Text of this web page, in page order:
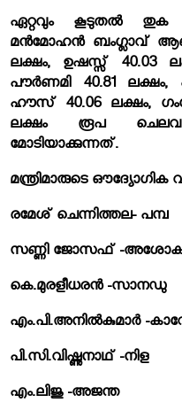
ഏറ്റവും കൂടുതല്‍ തുക
മന്‍മോഹന്‍ ബംഗ്ലാവ് ആണ്
ലക്ഷം, ഉഷസ്സ് 40.03
പൗര്‍ണമി 40.81 ലക്ഷം,
ഹൗസ് 40.06 ലക്ഷം,
ലക്ഷം രൂപ
മോടിയാക്കുന്നത്.
മന്ത്രിമാരുടെ ഔദ്യോഗിക
രമേശ് ചെന്നിത്തല- പമ്പ
സണ്ണി ജോസഫ് -
കെ.മുരളീധരന്‍ -സാനഡു
എം.പി.അനില്‍കുമാര്‍ -
പി.സി.വിഷ്ണുനാഥ് -നിള
എം.ലിജു -അജന്ത